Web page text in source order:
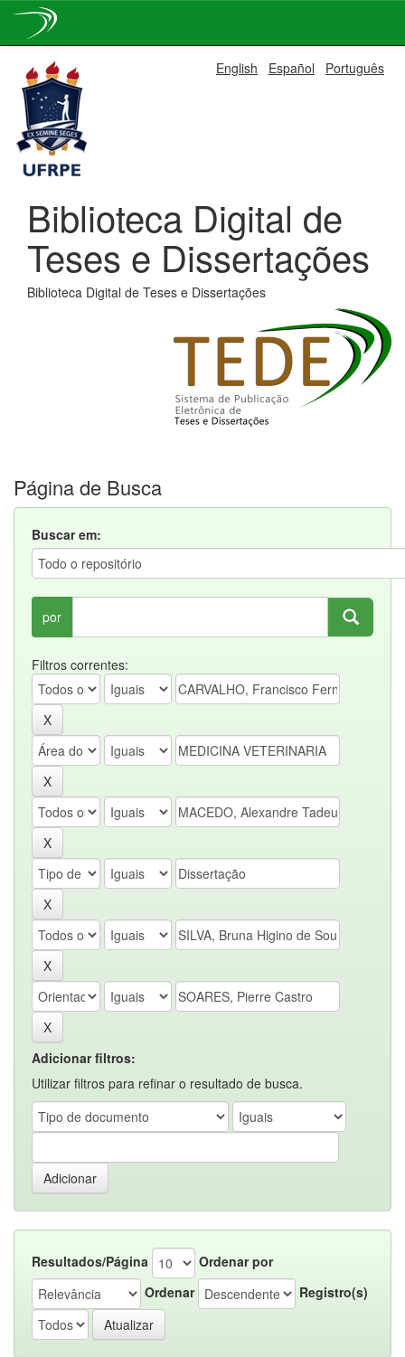
navigation
English Español Português
Biblioteca Digital de
Teses e Dissertações
Biblioteca Digital de Teses e Dissertações
Página de Busca
Buscar em:
por
Filtros correntes:
Adicionar filtros:
Utilizar filtros para refinar o resultado de busca.
Resultados/Página
Ordenar por
Ordenar
Registro(s)